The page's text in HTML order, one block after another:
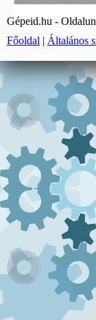
Gépeid.hu -
Főoldal | Általános